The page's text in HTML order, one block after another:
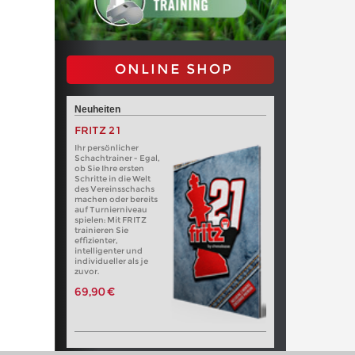
ONLINE SHOP
Neuheiten
FRITZ 21
Ihr persönlicher
Schachtrainer - Egal,
ob Sie Ihre ersten
Schritte in die Welt
des Vereinsschachs
machen oder bereits
auf Turnierniveau
spielen: Mit FRITZ
trainieren Sie
effizienter,
intelligenter und
individueller als je
zuvor.
69,90 €